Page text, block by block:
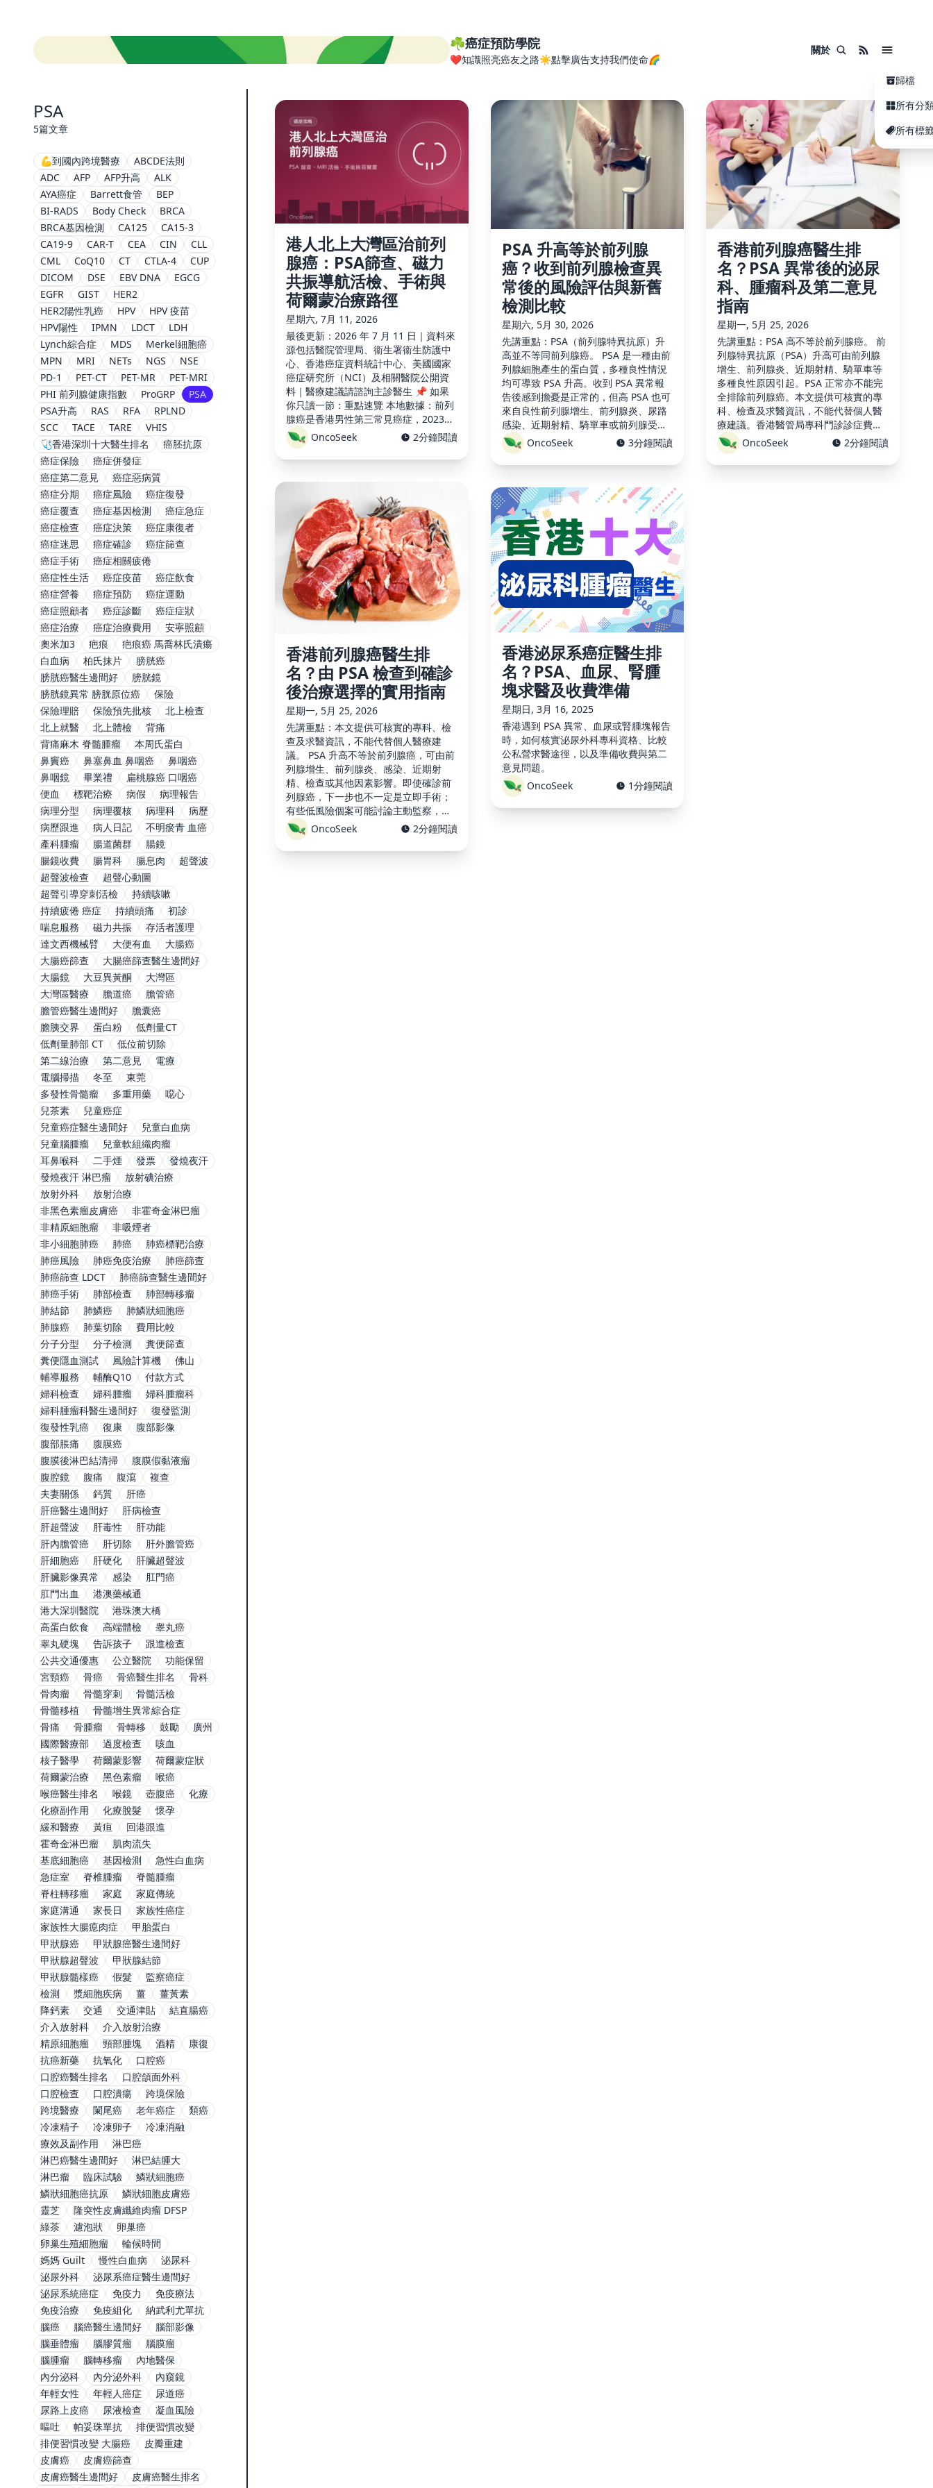
☘️癌症預防學院
❤️知識照亮癌友之路☀️點擊廣告支持我們使命🌈
關於
歸檔
所有分
所有標
PSA
5篇文章
💪到國內跨境醫療
ABCDE法則
ADC
AFP AFP升高
ALK
AYA癌症
Barrett食管
BEP
BI-RADS
Body Check
BRCA
BRCA基因檢測
CA125
CA15-3
CA19-9
CAR-T CEA CIN
CLL
CML
CoQ10 CT CTLA-4
CUP
DICOM
DSE EBV DNA
EGCG
EGFR
GIST
HER2
HER2陽性乳癌
HPV
HPV 疫苗
HPV陽性
IPMN LDCT
LDH
Lynch綜合症
MDS
Merkel細胞癌
MPN
MRI NETs NGS
NSE
PD-1
PET-CT PET-MR
PET-MRI
PHI 前列腺健康指數
ProGRP
PSA
PSA升高
RAS RFA
RPLND
SCC
TACE TARE
VHIS
🩺香港深圳十大醫生排名
癌胚抗原
癌症保險
癌症併發症
癌症第二意見
癌症惡病質
癌症分期
癌症風險
癌症復發
癌症覆查
癌症基因檢測
癌症急症
癌症檢查
癌症決策
癌症康復者
癌症迷思
癌症確診
癌症篩查
癌症手術
癌症相關疲倦
癌症性生活
癌症疫苗
癌症飲食
癌症營養
癌症預防
癌症運動
癌症照顧者
癌症診斷
癌症症狀
癌症治療
癌症治療費用
安寧照顧
奧米加3
疤痕
疤痕癌 馬喬林氏潰瘍
白血病
柏氏抹片
膀胱癌
膀胱癌醫生邊間好
膀胱鏡
膀胱鏡異常 膀胱原位癌
保險
保險理賠
保險預先批核
北上檢查
北上就醫
北上體檢
背痛
背痛麻木 脊髓腫瘤
本周氏蛋白
鼻竇癌
鼻塞鼻血 鼻咽癌
鼻咽癌
鼻咽鏡
畢業禮
扁桃腺癌 口咽癌
便血
標靶治療 病假
病理報告
病理分型
病理覆核 病理科
病歷
病歷跟進
病人日記
不明瘀青 血癌
產科腫瘤
腸道菌群
腸鏡
腸鏡收費
腸胃科 腸息肉
超聲波
超聲波檢查
超聲心動圖
超聲引導穿刺活檢
持續咳嗽
持續疲倦 癌症
持續頭痛
初診
喘息服務
磁力共振
存活者護理
達文西機械臂
大便有血
大腸癌
大腸癌篩查
大腸癌篩查醫生邊間好
大腸鏡
大豆異黃酮
大灣區
大灣區醫療
膽道癌
膽管癌
膽管癌醫生邊間好
膽囊癌
膽胰交界
蛋白粉
低劑量CT
低劑量肺部 CT
低位前切除
第二線治療
第二意見
電療
電腦掃描
冬至
東莞
多發性骨髓瘤
多重用藥
噁心
兒茶素
兒童癌症
兒童癌症醫生邊間好
兒童白血病
兒童腦腫瘤
兒童軟組織肉瘤
耳鼻喉科
二手煙 發票
發燒夜汗
發燒夜汗 淋巴瘤
放射碘治療
放射外科
放射治療
非黑色素瘤皮膚癌
非霍奇金淋巴瘤
非精原細胞瘤
非吸煙者
非小細胞肺癌
肺癌
肺癌標靶治療
肺癌風險
肺癌免疫治療
肺癌篩查
肺癌篩查 LDCT
肺癌篩查醫生邊間好
肺癌手術
肺部檢查
肺部轉移瘤
肺結節
肺鱗癌
肺鱗狀細胞癌
肺腺癌
肺葉切除
費用比較
分子分型
分子檢測
糞便篩查
糞便隱血測試
風險計算機
佛山
輔導服務
輔酶Q10
付款方式
婦科檢查
婦科腫瘤
婦科腫瘤科
婦科腫瘤科醫生邊間好
復發監測
復發性乳癌
復康
腹部影像
腹部脹痛
腹膜癌
腹膜後淋巴結清掃
腹膜假黏液瘤
腹腔鏡
腹痛 腹瀉
複查
夫妻關係
鈣質
肝癌
肝癌醫生邊間好
肝病檢查
肝超聲波
肝毒性
肝功能
肝內膽管癌
肝切除
肝外膽管癌
肝細胞癌
肝硬化
肝臟超聲波
肝臟影像異常
感染
肛門癌
肛門出血
港澳藥械通
港大深圳醫院
港珠澳大橋
高蛋白飲食
高端體檢
睾丸癌
睾丸硬塊
告訴孩子
跟進檢查
公共交通優惠
公立醫院
功能保留
宮頸癌
骨癌 骨癌醫生排名
骨科
骨肉瘤
骨髓穿刺
骨髓活檢
骨髓移植
骨髓增生異常綜合症
骨痛
骨腫瘤 骨轉移 鼓勵
廣州
國際醫療部
過度檢查
咳血
核子醫學
荷爾蒙影響
荷爾蒙症狀
荷爾蒙治療
黑色素瘤
喉癌
喉癌醫生排名
喉鏡 壺腹癌
化療
化療副作用
化療脫髮
懷孕
緩和醫療
黃疸
回港跟進
霍奇金淋巴瘤
肌肉流失
基底細胞癌
基因檢測
急性白血病
急症室
脊椎腫瘤
脊髓腫瘤
脊柱轉移瘤
家庭
家庭傳統
家庭溝通
家長日
家族性癌症
家族性大腸瘜肉症
甲胎蛋白
甲狀腺癌
甲狀腺癌醫生邊間好
甲狀腺超聲波
甲狀腺結節
甲狀腺髓樣癌
假髮
監察癌症
檢測
漿細胞疾病 薑
薑黃素
降鈣素
交通 交通津貼
結直腸癌
介入放射科
介入放射治療
精原細胞瘤
頸部腫塊 酒精
康復
抗癌新藥
抗氧化
口腔癌
口腔癌醫生排名
口腔頜面外科
口腔檢查
口腔潰瘍
跨境保險
跨境醫療
闌尾癌 老年癌症
類癌
冷凍精子
冷凍卵子
冷凍消融
療效及副作用
淋巴癌
淋巴癌醫生邊間好
淋巴結腫大
淋巴瘤
臨床試驗
鱗狀細胞癌
鱗狀細胞癌抗原
鱗狀細胞皮膚癌
靈芝
隆突性皮膚纖維肉瘤 DFSP
綠茶
濾泡狀
卵巢癌
卵巢生殖細胞瘤
輪候時間
媽媽 Guilt
慢性白血病
泌尿科
泌尿外科
泌尿系癌症醫生邊間好
泌尿系統癌症
免疫力
免疫療法
免疫治療
免疫組化
納武利尤單抗
腦癌
腦癌醫生邊間好
腦部影像
腦垂體瘤
腦膠質瘤
腦膜瘤
腦腫瘤
腦轉移瘤
內地醫保
內分泌科
內分泌外科
內窺鏡
年輕女性
年輕人癌症
尿道癌
尿路上皮癌
尿液檢查
凝血風險
嘔吐
帕妥珠單抗
排便習慣改變
排便習慣改變 大腸癌
皮瓣重建
皮膚癌
皮膚癌篩查
皮膚癌醫生邊間好
皮膚癌醫生排名
港人北上大灣區治前列
腺癌：PSA篩查、磁力
共振導航活檢、手術與
荷爾蒙治療路徑
星期六, 7月 11, 2026
最後更新：2026 年 7 月 11 日｜資料來
源包括醫院管理局、衞生署衞生防護中
心、香港癌症資料統計中心、美國國家
癌症研究所（NCI）及相關醫院公開資
料｜醫療建議請諮詢主診醫生 📌 如果
你只讀一節：重點速覽 本地數據：前列
腺癌是香港男性第三常見癌症，2023年
新症3,031宗；2024年死亡518人。 診
斷關鍵：PSA 升高不等於患癌，需結合
直腸指檢、前列 …
OncoSeek 2分鐘閱讀
PSA 升高等於前列腺
癌？收到前列腺檢查異
常後的風險評估與新舊
檢測比較
星期六, 5月 30, 2026
先講重點：PSA（前列腺特異抗原）升
高並不等同前列腺癌。 PSA 是一種由前
列腺細胞產生的蛋白質，多種良性情況
均可導致 PSA 升高。收到 PSA 異常報
告後感到擔憂是正常的，但高 PSA 也可
來自良性前列腺增生、前列腺炎、尿路
感染、近期射精、騎單車或前列腺受刺
激。 本文為健康教育資料，不能診斷前
列腺癌、排除病變，亦不代替醫生按你
的檢查結果作出的評估。本文提 …
OncoSeek 3分鐘閱讀
香港前列腺癌醫生排
名？PSA 異常後的泌尿
科、腫瘤科及第二意見
指南
星期一, 5月 25, 2026
先講重點：PSA 高不等於前列腺癌。 前
列腺特異抗原（PSA）升高可由前列腺
增生、前列腺炎、近期射精、騎單車等
多種良性原因引起。PSA 正常亦不能完
全排除前列腺癌。本文提供可核實的專
科、檢查及求醫資訊，不能代替個人醫
療建議。香港醫管局專科門診診症費
$250（2026-01-01 起生效）；私家泌
尿科/腫瘤科診金差異很大，預約前應索
取最新書面報價。 本文提供 …
OncoSeek 2分鐘閱讀
香港前列腺癌醫生排
名？由 PSA 檢查到確診
後治療選擇的實用指南
星期一, 5月 25, 2026
先講重點：本文提供可核實的專科、檢
查及求醫資訊，不能代替個人醫療建
議。 PSA 升高不等於前列腺癌，可由前
列腺增生、前列腺炎、感染、近期射
精、檢查或其他因素影響。即使確診前
列腺癌，下一步也不一定是立即手術；
有些低風險個案可能討論主動監察，有
些則需要手術、放射治療、荷爾蒙治療
或其他藥物。 真正要比較的不是「誰排
名高」，而是：醫生是否有相關專科資
OncoSeek 2分鐘閱讀
香港泌尿系癌症醫生排
名？PSA、血尿、腎腫
塊求醫及收費準備
星期日, 3月 16, 2025
香港遇到 PSA 異常、血尿或腎腫塊報告
時，如何核實泌尿外科專科資格、比較
公私營求醫途徑，以及準備收費與第二
意見問題。
OncoSeek
1分鐘閱讀